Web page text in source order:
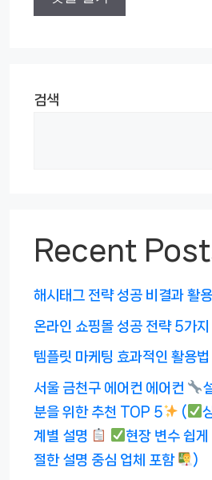
검색
Recent
해시태그 전략 성공 비결과 활
온라인 쇼핑몰 성공 전략 5가지
템플릿 마케팅 효과적인 활용법
서울 금천구 에어컨 에어컨
분을 위한 추천 TOP 5
(
계별 설명
현장 변수 쉽
절한 설명 중심 업체 포함
)